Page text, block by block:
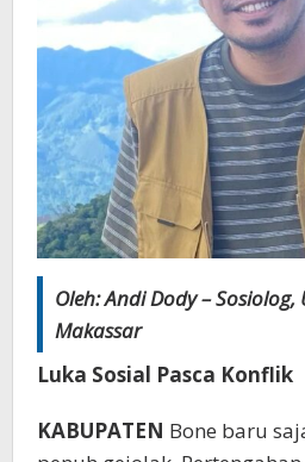
Oleh: Andi Dody –
Makassar
Luka Sosial Pasca Konflik
KABUPATEN Bone baru